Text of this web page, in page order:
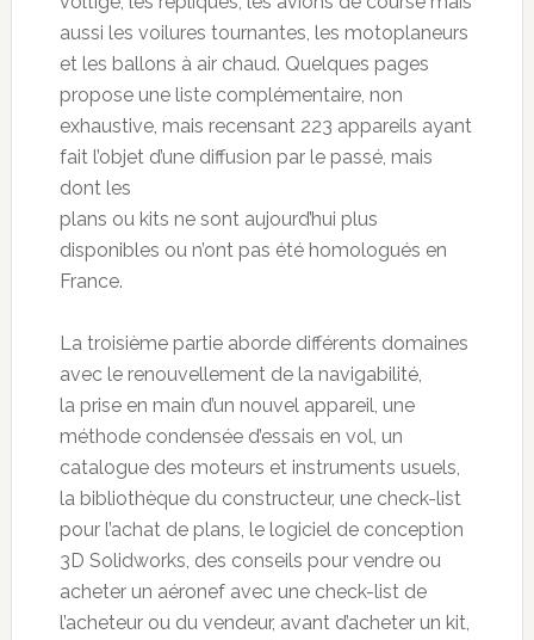
aussi les voilures tournantes, les motoplaneurs
et les ballons à air chaud. Quelques pages
propose une liste complémentaire, non
exhaustive, mais recensant 223 appareils ayant
fait l’objet d’une diffusion par le passé, mais
dont les
plans ou kits ne sont aujourd’hui plus
disponibles ou n’ont pas été homologués en
France.
La troisième partie aborde différents domaines
avec le renouvellement de la navigabilité,
la prise en main d’un nouvel appareil, une
méthode condensée d’essais en vol, un
catalogue des moteurs et instruments usuels,
la bibliothèque du constructeur, une check-list
pour l’achat de plans, le logiciel de conception
3D Solidworks, des conseils pour vendre ou
acheter un aéronef avec une check-list de
l’acheteur ou du vendeur, avant d’acheter un kit,